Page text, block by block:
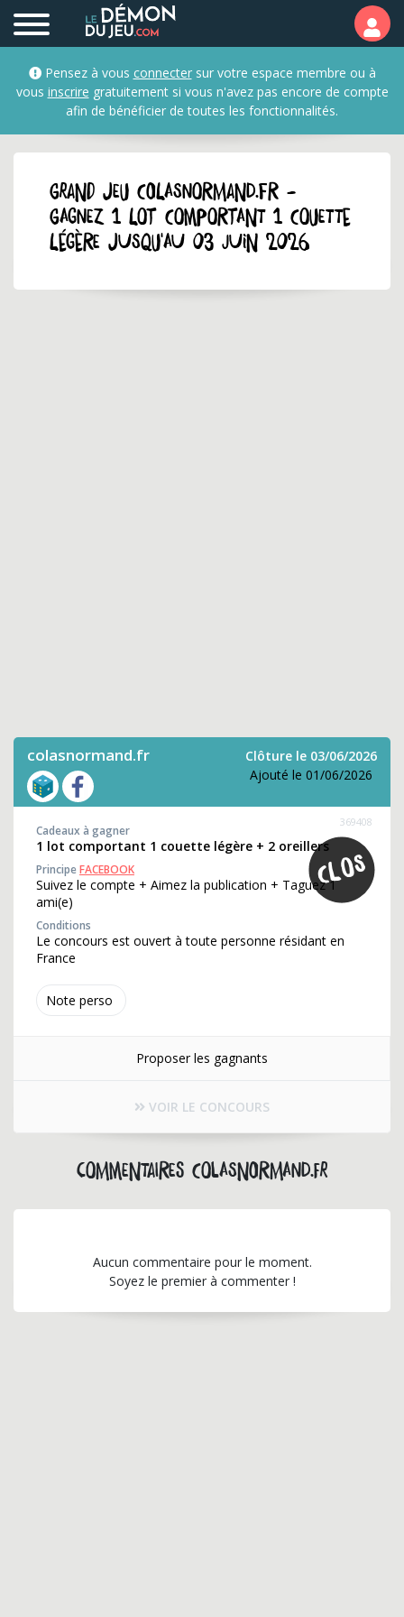
Pensez à vous connectersur votre espace membre ou à
vous inscrire gratuitement si vous n'avez pas encore de compte
afin de bénéficier de toutes les fonctionnalités.
GRAND JEU colasnormand.fr -
Gagnez 1 lot comportant 1 couette
légère jusqu'au 03 juin 2026
colasnormand.fr
Clôture le 03/06/2026
Ajouté le 01/06/2026
Note perso
369408
Cadeaux à gagner
1 lot comportant 1 couette légère + 2 oreillers
PrincipeFACEBOOK
Suivez le compte + Aimez la publication + Taguez 1
ami(e)
Conditions
Le concours est ouvert à toute personne résidant en
France
Proposer les gagnants
VOIR LE CONCOURS
Commentaires colasnormand.fr
Aucun commentaire pour le moment.
Soyez le premier à commenter !